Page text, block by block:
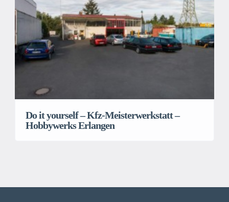
Do it yourself – Kfz-Meisterwerkstatt –
Hobbywerks Erlangen